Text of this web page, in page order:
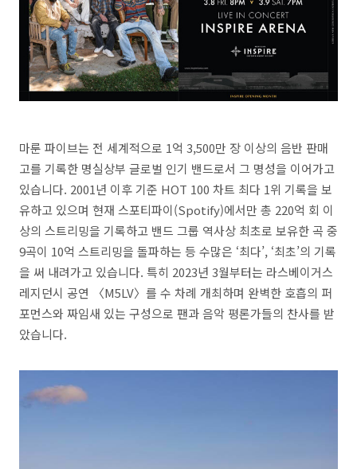
마룬 파이브는 전 세계적으로 1억 3,500만 장 이상의 음반 판매
고를 기록한 명실상부 글로벌 인기 밴드로서 그 명성을 이어가고
있습니다. 2001년 이후 기준 HOT 100 차트 최다 1위 기록을 보
유하고 있으며 현재 스포티파이(Spotify)에서만 총 220억 회 이
상의 스트리밍을 기록하고 밴드 그룹 역사상 최초로 보유한 곡 중
9곡이 10억 스트리밍을 돌파하는 등 수많은 ‘최다’, ‘최초’의 기록
을 써 내려가고 있습니다. 특히 2023년 3월부터는 라스베이거스
레지던시 공연 〈M5LV〉를 수 차례 개최하며 완벽한 호흡의 퍼
포먼스와 짜임새 있는 구성으로 팬과 음악 평론가들의 찬사를 받
았습니다.